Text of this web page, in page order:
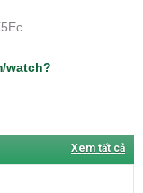
watch?
Xem tất cả